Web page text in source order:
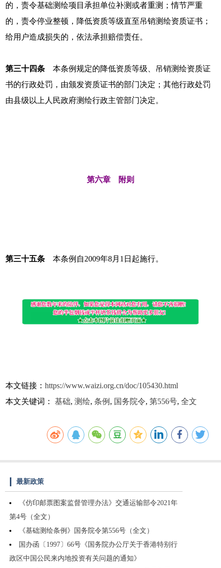
的，责令基础测绘项目承担单位补测或者重测；情节严重
的，责令停业整顿，降低资质等级直至吊销测绘资质证书；
给用户造成损失的，依法承担赔偿责任。
第三十四条 本条例规定的降低资质等级、吊销测绘资质证
书的行政处罚，由颁发资质证书的部门决定；其他行政处罚
由县级以上人民政府测绘行政主管部门决定。
第六章 附则
第三十五条 本条例自2009年8月1日起施行。
本文链接：https://www.waizi.org.cn/doc/105430.html
本文关键词：基础,测绘,条例 , 国务院令,第556号,全文
最新政策
《仿印邮票图案监督管理办法》交通运输部令2021年
第4号（全文）
《基础测绘条例》国务院令第556号（全文）
国办函〔1997〕66号《国务院办公厅关于香港特别行
政区中国公民来内地投资有关问题的通知》